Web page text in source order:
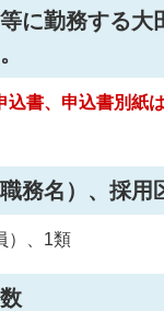
に勤務する大
込書、申込書別紙
務名）、採用
）、1類